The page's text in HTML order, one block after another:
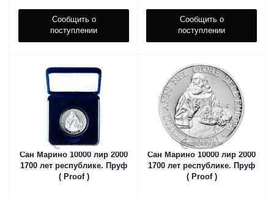
Сообщить о
поступлении
Сообщить о
поступлении
Сан Марино 10000 лир 2000
1700 лет республике. Пруф
( Proof )
Сан Марино 10000 лир 2000
1700 лет республике. Пруф
( Proof )